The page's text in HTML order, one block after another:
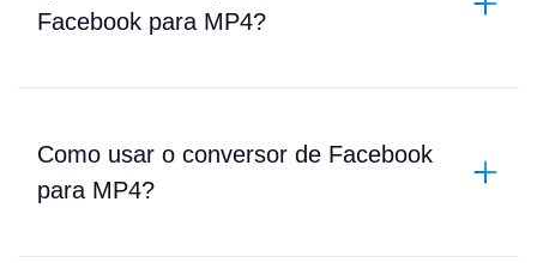
Facebook para MP4?
Como usar o conversor de Facebook
para MP4?